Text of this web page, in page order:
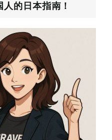
的日本指南！